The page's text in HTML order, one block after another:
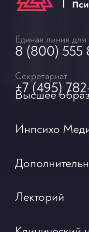
Единая линия
8 (800) 555
Секретариат
+7 (495)
Высшее
Инпсихо
Лекторий